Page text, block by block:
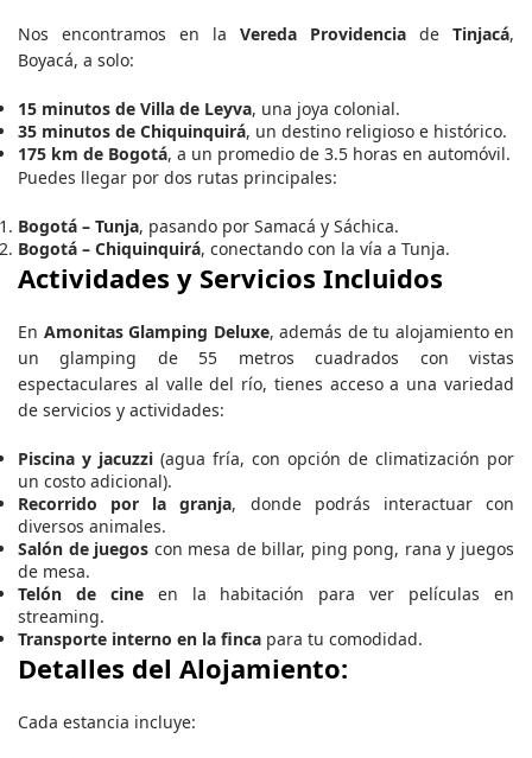
Nos encontramos en la Vereda Providencia de Tinjacá,
Boyacá, a solo:
15 minutos de Villa de Leyva, una joya colonial.
35 minutos de Chiquinquirá, un destino religioso e histórico.
175 km de Bogotá, a un promedio de 3.5 horas en automóvil.
Puedes llegar por dos rutas principales:
Bogotá – Tunja, pasando por Samacá y Sáchica.
Bogotá – Chiquinquirá, conectando con la vía a Tunja.
Actividades y Servicios Incluidos
En Amonitas Glamping Deluxe, además de tu alojamiento en
un glamping de 55 metros cuadrados con vistas
espectaculares al valle del río, tienes acceso a una variedad
de servicios y actividades:
Piscina y jacuzzi (agua fría, con opción de climatización por
un costo adicional).
Recorrido por la granja, donde podrás interactuar con
diversos animales.
Salón de juegos con mesa de billar, ping pong, rana y juegos
de mesa.
Telón de cineen la habitación para ver películas en
streaming.
Transporte interno en la finca para tu comodidad.
Detalles del Alojamiento:
Cada estancia incluye: